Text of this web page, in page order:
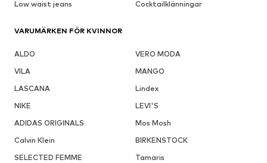
Low waist jeans
Cocktailklänningar
VARUMÄRKEN FÖR KVINNOR
ALDO
VERO MODA
VILA
MANGO
LASCANA
Lindex
NIKE
LEVI'S
ADIDAS ORIGINALS
Mos Mosh
Calvin Klein
BIRKENSTOCK
SELECTED FEMME
Tamaris